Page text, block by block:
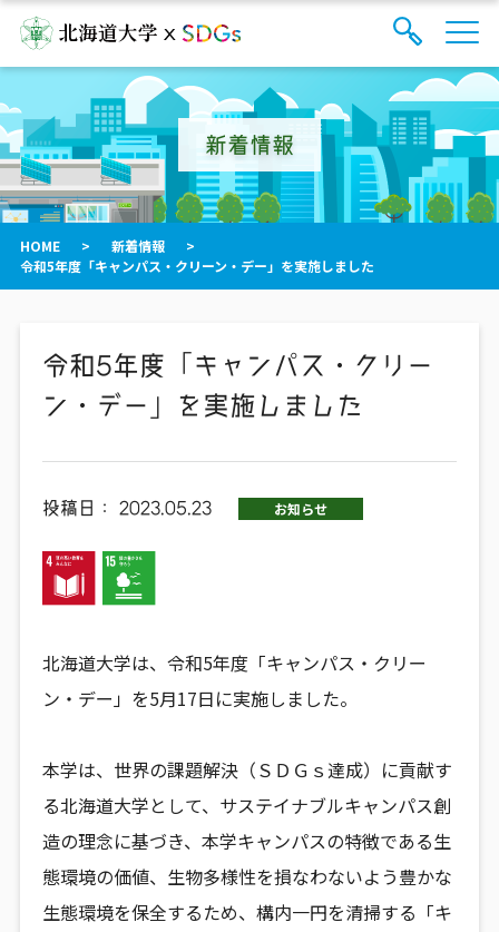
索
フ
ォ
ー
を
開
閉
イ
ト
内
メ
ニ
ュ
ー
新着情報
HOME > 新着情報
>
令和5年度「キャンパス・クリーン・デー」を実施しました
令和5年度「キャンパス・クリー
ン・デー」を実施しました
投稿日： 2023.05.23 お知らせ
北海道大学は、令和5年度「キャンパス・クリー
ン・デー」を5月17日に実施しました。
本学は、世界の課題解決（ＳＤＧｓ達成）に貢献す
る北海道大学として、サステイナブルキャンパス創
造の理念に基づき、本学キャンパスの特徴である生
態環境の価値、生物多様性を損なわないよう豊かな
生態環境を保全するため、構内一円を清掃する「キ